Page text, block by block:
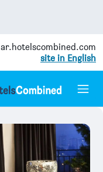
ar.hotelscombined.com
site in English